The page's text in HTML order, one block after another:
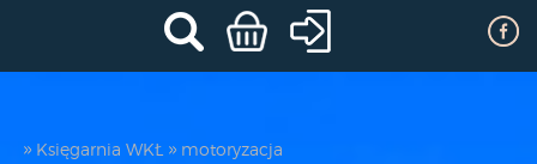
Księgarnia WKŁ
motoryzacja